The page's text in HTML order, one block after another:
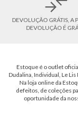
DEVOLUÇÃO GRÁTIS, A
DEVOLUÇÃO É
Estoque é o outlet
Dudalina, Individual, Le Lis
Na loja online da
defeitos, de coleções
oportunidade da